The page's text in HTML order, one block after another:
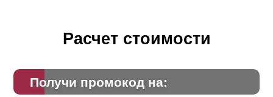
Расчет стоимости
Получи промокод на: